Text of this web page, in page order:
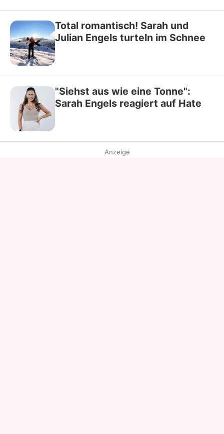
Total romantisch! Sarah und
Julian Engels turteln im Schnee
"Siehst aus wie eine Tonne":
Sarah Engels reagiert auf Hate
Anzeige